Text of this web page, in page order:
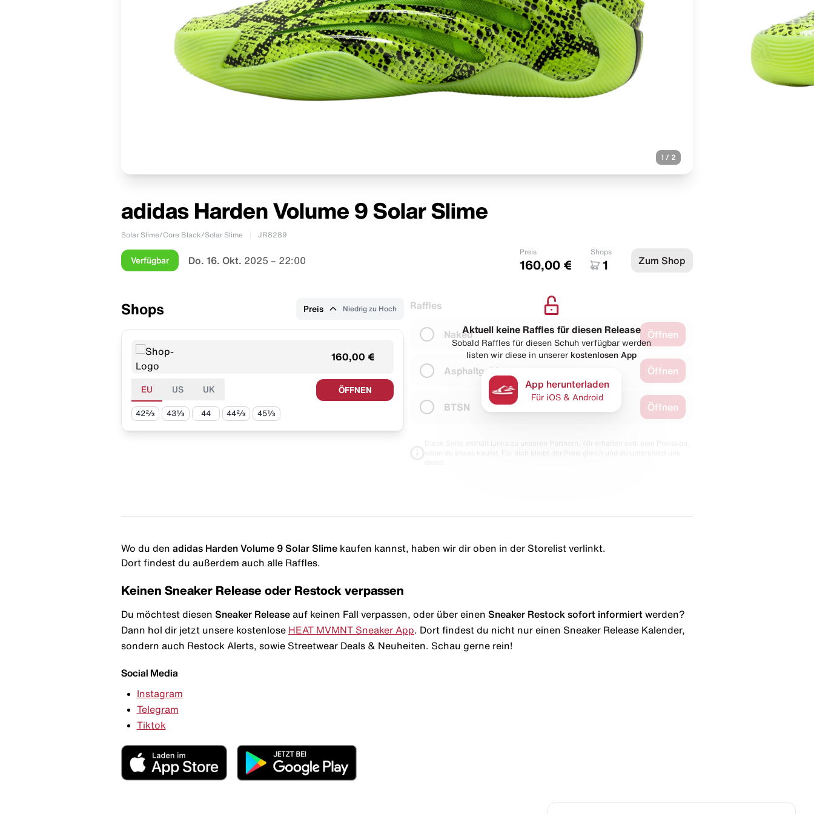
1 / 2
adidas Harden Volume 9 Solar Slime
Solar Slime/Core Black/Solar Slime JR8289
Verfügbar Do. 16. Okt. 2025 – 22:00
Preis
160,00 €
Shops
1 Zum Shop
Shops Preis Niedrig zu Hoch
160,00 €
EU US UK ÖFFNEN
42⅔ 43⅓ 44 44⅔ 45⅓
Raffles
Naked Öffnen
Asphaltgold Öffnen
BTSN Öffnen
Aktuell keine Raffles für diesen Release
Sobald Raffles für diesen Schuh verfügbar werden
listen wir diese in unserer kostenlosen App
App herunterladen
Für iOS & Android
Wo du den adidas Harden Volume 9 Solar Slime kaufen kannst, haben wir dir oben in der Storelist verlinkt.
Dort findest du außerdem auch alle Raffles.
Keinen Sneaker Release oder Restock verpassen
Du möchtest diesen Sneaker Release auf keinen Fall verpassen, oder über einen Sneaker Restock sofort informiert werden?
Dann hol dir jetzt unsere kostenlose HEAT MVMNT Sneaker App . Dort findest du nicht nur einen Sneaker Release Kalender,
sondern auch Restock Alerts, sowie Streetwear Deals & Neuheiten. Schau gerne rein!
Social Media
Instagram
Telegram
Tiktok